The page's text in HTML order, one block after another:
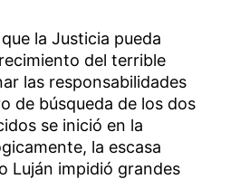
la Justicia pueda
del terrible
las responsabilidades
de búsqueda de los dos
se inició en la
la escasa
Luján impidió grandes